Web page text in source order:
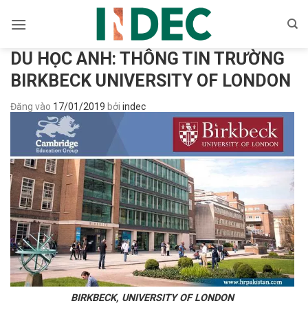
qua
dungDU HỌC ANH: THÔNG TIN TRƯỜNG
BIRKBECK UNIVERSITY OF LONDON
Đăng vào 17/01/2019 bởi indec
BIRKBECK, UNIVERSITY OF LONDON